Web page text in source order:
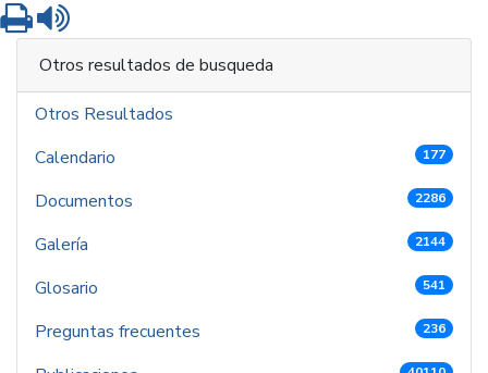
Imprimir
Otros resultados de busqueda
Otros Resultados
Calendario
177
Documentos 2286
Galería 2144
Glosario 541
Preguntas frecuentes 236